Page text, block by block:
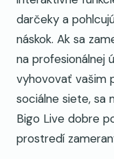
darčeky a
náskok. Ak sa
na profesionálnej
vyhovovať vašim
sociálne siete, sa
Bigo Live dobre
prostredí